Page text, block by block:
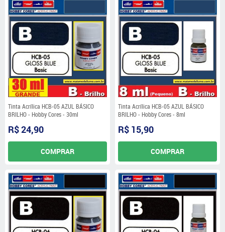
Tinta Acrílica HCB-05 AZUL BÁSICO
BRILHO - Hobby Cores - 30ml
R$ 24,90
COMPRAR
Tinta Acrílica HCB-05 AZUL BÁSICO
BRILHO - Hobby Cores - 8ml
R$ 15,90
COMPRAR